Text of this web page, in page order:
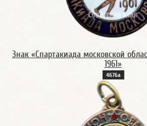
Знак «Спартакиада московской
1961»
4676а